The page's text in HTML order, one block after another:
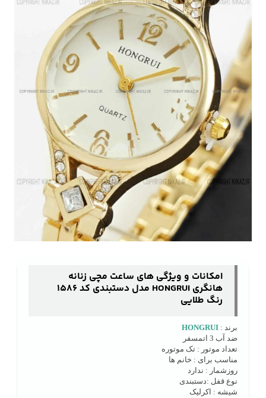
امکانات و ویژگی های ساعت مچی زنانه
هانگری HONGRUI مدل دستبندی کد 1586
رنگ طلایی
برند : HONGRUI
ضد آب 3 اتمسفر
تعداد موتور : تک موتوره
مناسب برای : خانم ها
روزشمار : ندارد
نوع قفل :دستبندی
شیشه : اکرلیک